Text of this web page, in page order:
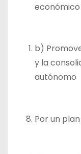
b)
y la
autónomo
Por un